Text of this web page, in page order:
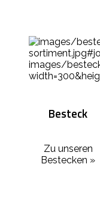
Besteck
Zu unseren
Bestecken »